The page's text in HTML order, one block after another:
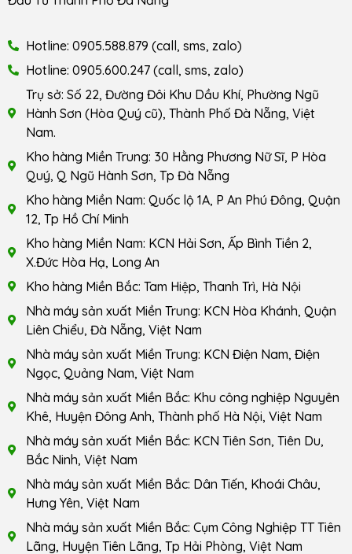
Hotline: 0905.588.879 (call, sms, zalo)
Hotline: 0905.600.247 (call, sms, zalo)
Trụ sở: Số 22, Đường Đôi Khu Dầu Khí, Phường Ngũ
Hành Sơn (Hòa Quý cũ), Thành Phố Đà Nẵng, Việt
Nam.
Kho hàng Miền Trung: 30 Hằng Phương Nữ Sĩ, P Hòa
Quý, Q Ngũ Hành Sơn, Tp Đà Nẵng
Kho hàng Miền Nam: Quốc lộ 1A, P An Phú Đông, Quận
12, Tp Hồ Chí Minh
Kho hàng Miền Nam: KCN Hải Sơn, Ấp Bình Tiền 2,
X.Đức Hòa Hạ, Long An
Kho hàng Miền Bắc: Tam Hiệp, Thanh Trì, Hà Nội
Nhà máy sản xuất Miền Trung: KCN Hòa Khánh, Quận
Liên Chiểu, Đà Nẵng, Việt Nam
Nhà máy sản xuất Miền Trung: KCN Điện Nam, Điện
Ngọc, Quảng Nam, Việt Nam
Nhà máy sản xuất Miền Bắc: Khu công nghiệp Nguyên
Khê, Huyện Đông Anh, Thành phố Hà Nội, Việt Nam
Nhà máy sản xuất Miền Bắc: KCN Tiên Sơn, Tiên Du,
Bắc Ninh, Việt Nam
Nhà máy sản xuất Miền Bắc: Dân Tiến, Khoái Châu,
Hưng Yên, Việt Nam
Nhà máy sản xuất Miền Bắc: Cụm Công Nghiệp TT Tiên
Lãng, Huyện Tiên Lãng, Tp Hải Phòng, Việt Nam